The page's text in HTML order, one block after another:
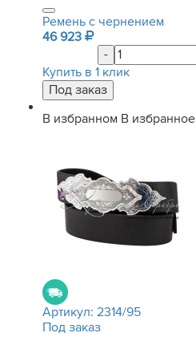
Ремень с чернением
46 923
-
Купить в 1 клик
В избранном В избранное
Артикул: 2314/95
Под заказ